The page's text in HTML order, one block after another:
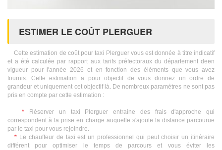
ESTIMER LE COÛT PLERGUER
Cette estimation de coût pour taxi Plerguer vous est donnée à titre indicatif
et a été calculée par rapport aux tarifs préfectoraux du département deen
vigueur pour l'année 2026 et en fonction des éléments que vous avez
fournis. Cette estimation a pour objectif de vous donnez un ordre de
grandeur et uniquement cet objectif là. De nombreux paramètres ne sont pas
pris en compte par cette estimation :
* Réserver un taxi Plerguer entraine des frais d'approche qui
correspondent à la prise en charge auquelle s'ajoute la distance parcourue
par le taxi pour vous rejoindre.
* Le chauffeur de taxi est un professionnel qui peut choisir un itinéraire
différent pour optimiser le temps de parcours et vous éviter les